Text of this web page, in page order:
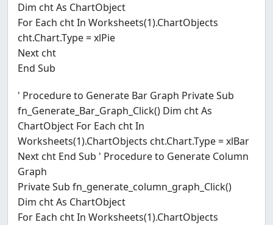
Dim cht As ChartObject
For Each cht In Worksheets(1).ChartObjects
cht.Chart.Type = xlPie
Next cht
End Sub
' Procedure to Generate Bar Graph Private Sub
fn_Generate_Bar_Graph_Click() Dim cht As
ChartObject For Each cht In
Worksheets(1).ChartObjects cht.Chart.Type = xlBar
Next cht End Sub ' Procedure to Generate Column
Graph
Private Sub fn_generate_column_graph_Click()
Dim cht As ChartObject
For Each cht In Worksheets(1).ChartObjects